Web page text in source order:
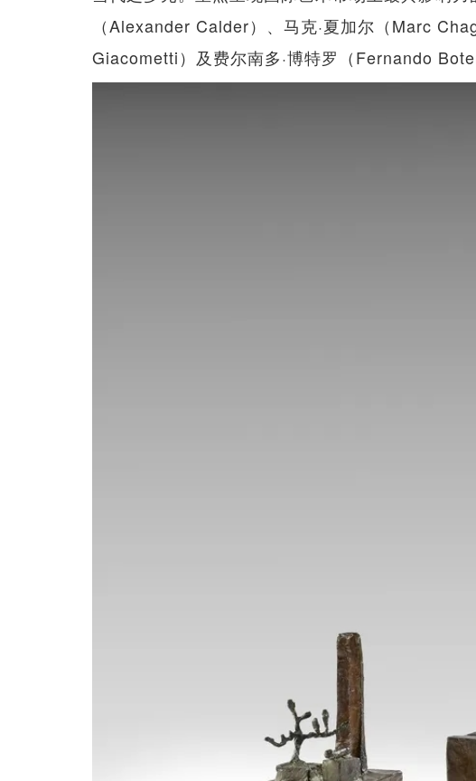
（Alexander Calder）、马克·夏加尔（Marc
Giacometti）及费尔南多·博特罗（Fernando